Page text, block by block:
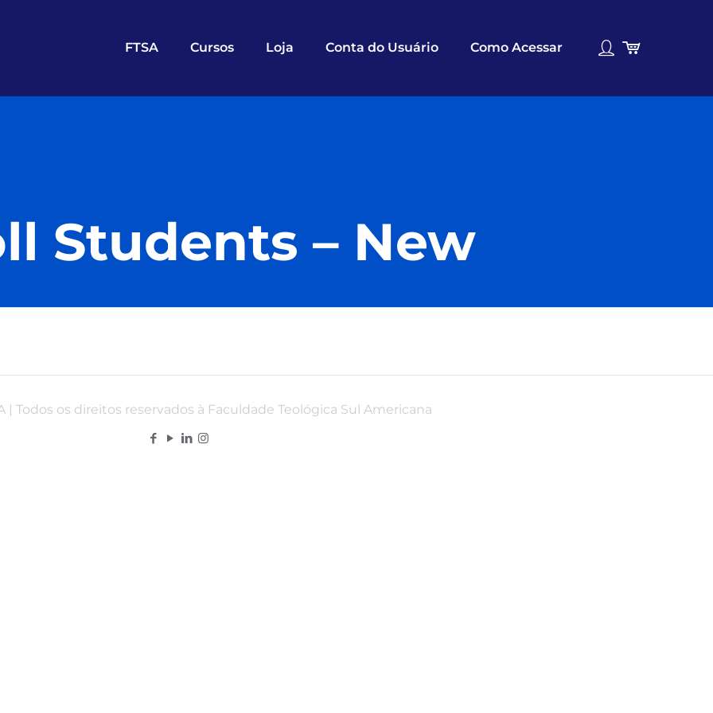
FTSA Cursos Loja Conta do Usuário Como Acessar
Students – New
| Todos os direitos reservados à Faculdade Teológica Sul Americana